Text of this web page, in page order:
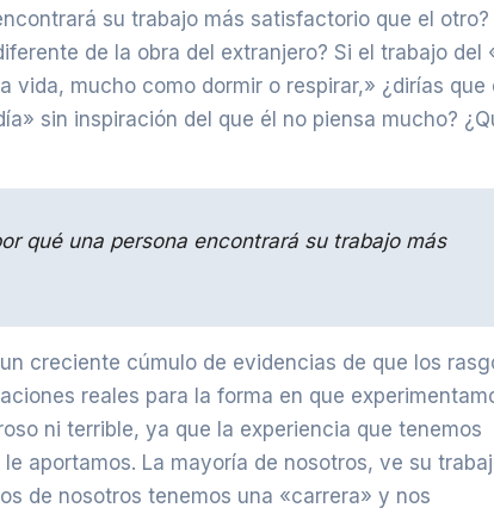
su trabajo más satisfactorio que el otro?
de la obra del extranjero? Si el trabajo del
vida, mucho como dormir o respirar,» ¿dirías que
sin inspiración del que él no piensa mucho?
qué una persona encontrará su trabajo más
creciente cúmulo de evidencias de que los
reales para la forma en que
ni terrible, ya que la experiencia que tenemos
aportamos. La mayoría de nosotros, ve su
de nosotros tenemos una «carrera» y nos